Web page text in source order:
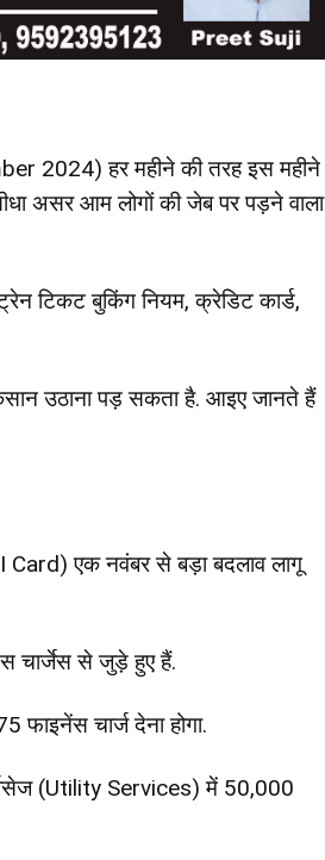
2024) हर महीने की तरह इस महीने
असर आम लोगों की जेब पर पड़ने वाला
टिकट बुकिंग नियम, क्रेडिट कार्ड,
उठाना पड़ सकता है. आइए जानते हैं
Card) एक नवंबर से बड़ा बदलाव लागू
चार्जेस से जुड़े हुए हैं.
फाइनेंस चार्ज देना होगा.
(Utility Services) में 50,000